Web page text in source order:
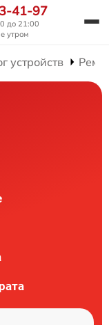
41-97
до 21:00
утром
устройств